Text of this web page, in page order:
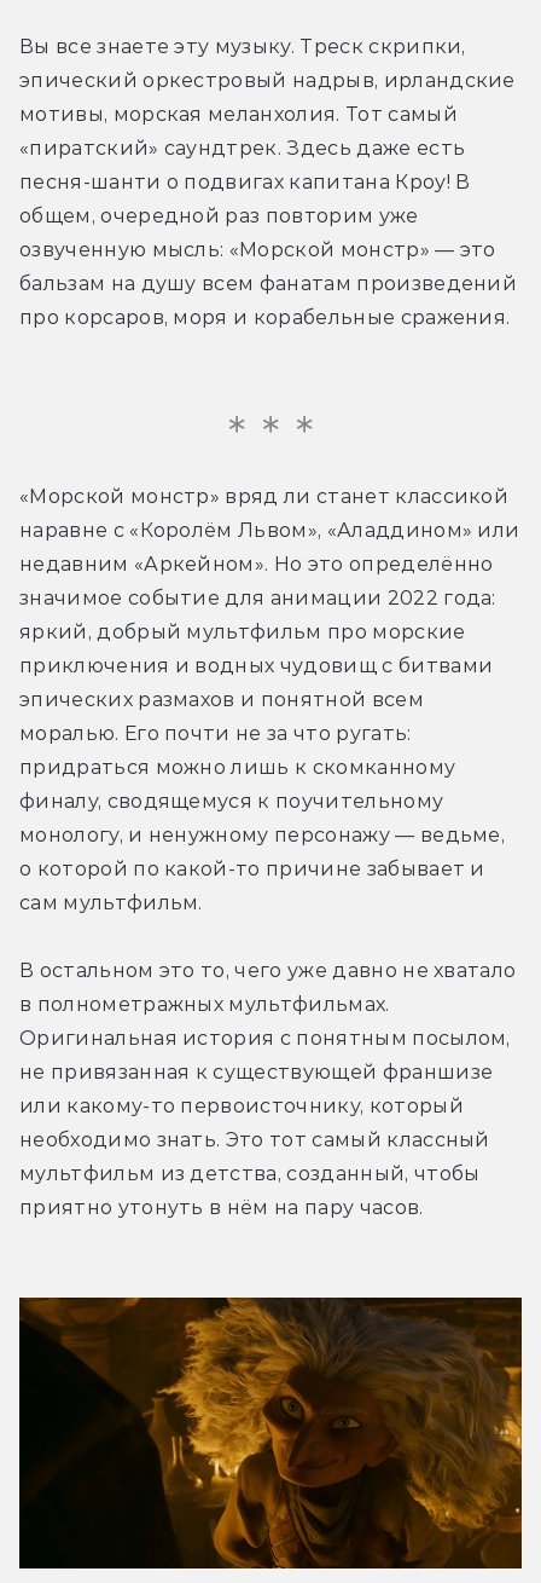
Вы все знаете эту музыку. Треск скрипки,
эпический оркестровый надрыв, ирландские
мотивы, морская меланхолия. Тот самый
«пиратский» саундтрек. Здесь даже есть
песня-шанти о подвигах капитана Кроу! В
общем, очередной раз повторим уже
озвученную мысль: «Морской монстр» — это
бальзам на душу всем фанатам произведений
про корсаров, моря и корабельные сражения.
«Морской монстр» вряд ли станет классикой
наравне с «Королём Львом», «Аладдином» или
недавним «Аркейном». Но это определённо
значимое событие для анимации 2022 года:
яркий, добрый мультфильм про морские
приключения и водных чудовищ с битвами
эпических размахов и понятной всем
моралью. Его почти не за что ругать:
придраться можно лишь к скомканному
финалу, сводящемуся к поучительному
монологу, и ненужному персонажу — ведьме,
о которой по какой-то причине забывает и
сам мультфильм.
В остальном это то, чего уже давно не хватало
в полнометражных мультфильмах.
Оригинальная история с понятным посылом,
не привязанная к существующей франшизе
или какому-то первоисточнику, который
необходимо знать. Это тот самый классный
мультфильм из детства, созданный, чтобы
приятно утонуть в нём на пару часов.